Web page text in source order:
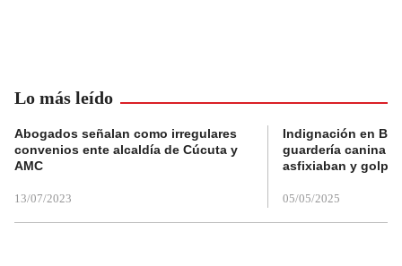
Lo más leído
Abogados señalan como irregulares
convenios ente alcaldía de Cúcuta y
AMC
13/07/2023
Indignación en
guardería canina
asfixiaban y
05/05/2025